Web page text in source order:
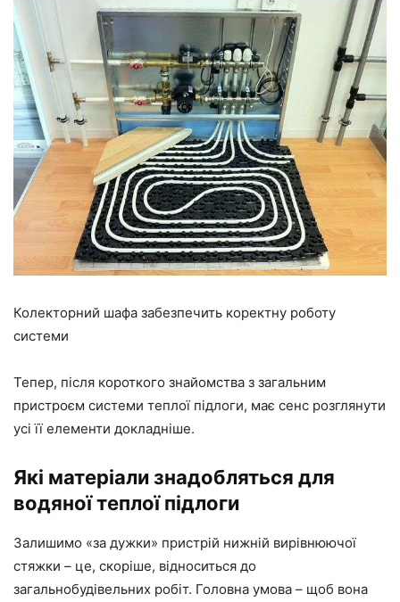
Колекторний шафа забезпечить коректну роботу
системи
Тепер, після короткого знайомства з загальним
пристроєм системи теплої підлоги, має сенс розглянути
усіїї елементи докладніше.
Які матеріали знадобляться для
водяноїтеплої підлоги
Залишимо «за дужки» пристрій нижній вирівнюючої
стяжки – це, скоріше, відноситься до
загальнобудівельних робіт. Головна умова – щоб вона